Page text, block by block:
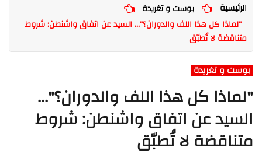
الرئيسية
بوست و تغريدة
"لماذا كل هذا اللف والدوران؟"... السيد عن اتفاق واشنطن: شروط
متناقضة لا تُطبّق
بوست و تغريدة
"لماذا كل هذا اللف والدوران؟"...
السيد عن اتفاق واشنطن: شروط
متناقضة لا تُطبّق